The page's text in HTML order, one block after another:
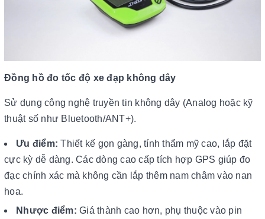
Đồng hồ đo tốc độ xe đạp không dây
Sử dụng công nghệ truyền tin không dây (Analog hoặc kỹ
thuật số như Bluetooth/ANT+).
Ưu điểm: Thiết kế gọn gàng, tính thẩm mỹ cao, lắp đặt
cực kỳ dễ dàng. Các dòng cao cấp tích hợp GPS giúp đo
đạc chính xác mà không cần lắp thêm nam châm vào nan
hoa.
Nhược điểm: Giá thành cao hơn, phụ thuộc vào pin